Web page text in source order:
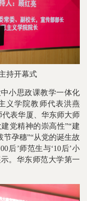
持开幕式
小思政课教学一体化
义学院教师代表洪燕
表华厦、华东师大师
党精神的崇高性”“建
孕穗”“从党的诞生故
后’师范生与‘10后’小
。华东师范大学第一